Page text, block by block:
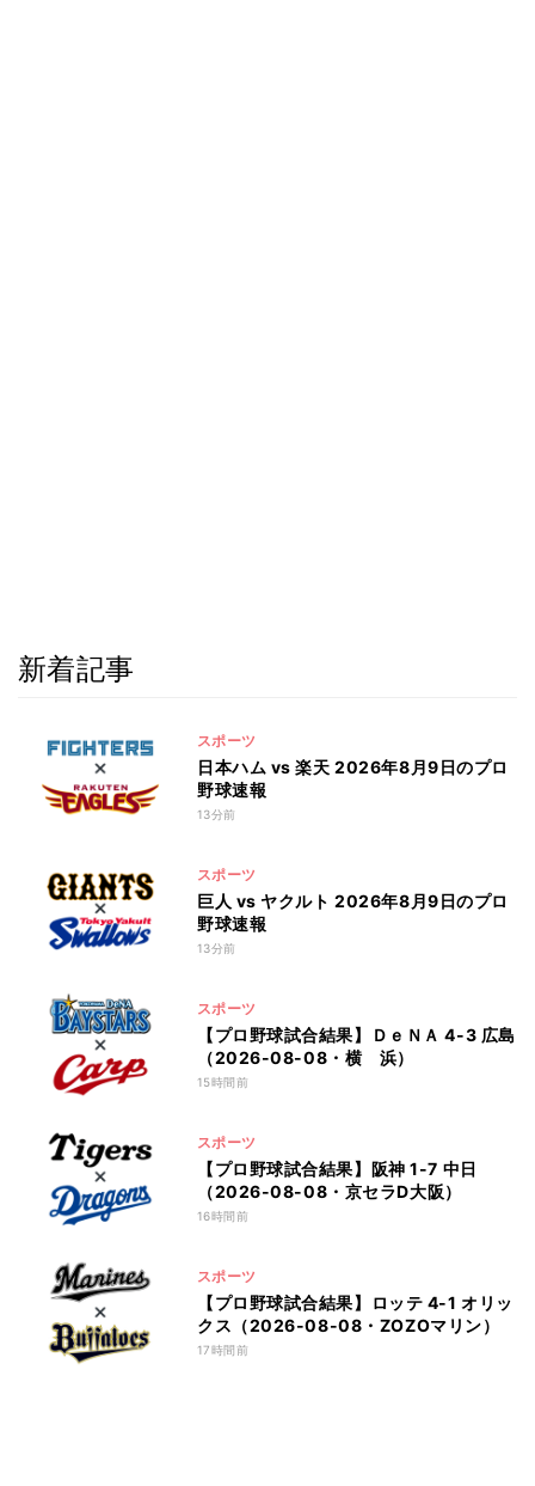
新着記事
スポーツ
日本ハム vs 楽天 2026年8月9日のプロ
野球速報
13分前
スポーツ
巨人 vs ヤクルト 2026年8月9日のプロ
野球速報
13分前
スポーツ
【プロ野球試合結果】ＤｅＮＡ 4-3 広島
（2026-08-08・横 浜）
15時間前
スポーツ
【プロ野球試合結果】阪神 1-7 中日
（2026-08-08・京セラD大阪）
16時間前
スポーツ
【プロ野球試合結果】ロッテ 4-1 オリッ
クス（2026-08-08・ZOZOマリン）
17時間前